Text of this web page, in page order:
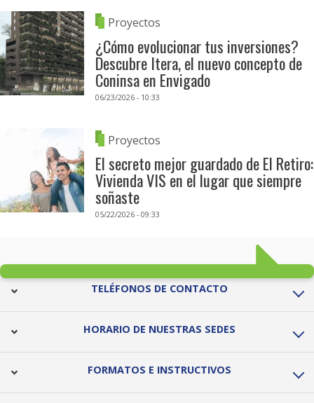
Proyectos
¿Cómo evolucionar tus inversiones?
Descubre Itera, el nuevo concepto de
Coninsa en Envigado
06/23/2026 - 10:33
Proyectos
El secreto mejor guardado de El Retiro:
Vivienda VIS en el lugar que siempre
soñaste
05/22/2026 - 09:33
TELÉFONOS DE CONTACTO
HORARIO DE NUESTRAS SEDES
FORMATOS E INSTRUCTIVOS